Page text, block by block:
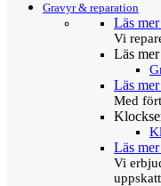
Gravyr & reparation
Läs
Vi
Läs
Läs
Med
Läs
Vi